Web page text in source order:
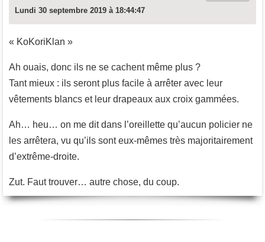
Lundi 30 septembre 2019 à 18:44:47
« KoKoriKlan »
Ah ouais, donc ils ne se cachent même plus ?
Tant mieux : ils seront plus facile à arrêter avec leur
vêtements blancs et leur drapeaux aux croix gammées.
Ah… heu… on me dit dans l’oreillette qu’aucun policier ne
les arrêtera, vu qu’ils sont eux-mêmes très majoritairement
d’extrême-droite.
Zut. Faut trouver… autre chose, du coup.